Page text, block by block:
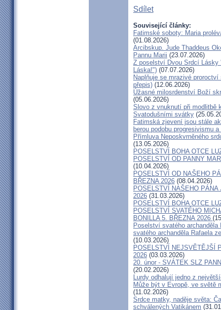
Sdílet
Související články:
Fatimské soboty: Maria
(01.08.2026)
Arcibskup. Jude Thaddeus
Pannu Marii (23.07.2026)
Z poselství Dvou Srdcí
Láska!") (07.07.2026)
Naplňuje se mrazivé
přepis) (12.06.2026)
Úžasné milosrdenství Boží
(05.06.2026)
Slovo z vnuknutí při modlitbě
Svatodušními svátky
Fatimská zjevení jsou stále
berou podobu progresivismu
Přímluva Neposkvrněného
(13.05.2026)
POSELSTVÍ BOHA OTCE
POSELSTVÍ OD PANNY
(10.04.2026)
POSELSTVÍ OD NAŠEHO
BŘEZNA 2026 (08.04.2026)
POSELSTVÍ NAŠEHO
2026 (31.03.2026)
POSELSTVÍ BOHA OTCE
POSELSTVÍ SVATÉHO
BONILLA 5. BŘEZNA 2026
Poselství svatého archanděla
svatého archanděla Rafaela
(10.03.2026)
POSELSTVÍ NEJSVĚTĚJŠÍ
2026 (03.03.2026)
20. únor - SVÁTEK SLZ
(20.02.2026)
Lurdy odhalují jedno z
Může být v Evropě, ve světě
(11.02.2026)
Srdce matky, naděje světa:
schválených Vatikánem